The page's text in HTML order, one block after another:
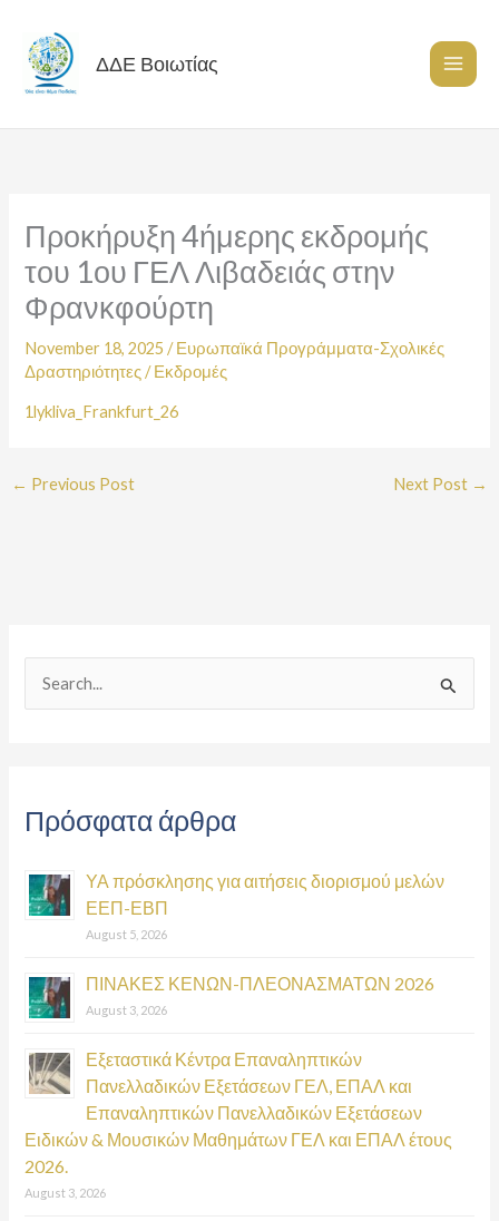
content
ΔΔΕ Βοιωτίας
Προκήρυξη 4ήμερης εκδρομής
του 1ου ΓΕΛ Λιβαδειάς στην
Φρανκφούρτη
November 18, 2025/Ευρωπαϊκά Προγράμματα-Σχολικές
Δραστηριότητες/Εκδρομές
1lykliva_Frankfurt_26
← Previous Post Next Post →
c
f
o
Πρόσφατα άρθρα
ΥΑ πρόσκλησης για αιτήσεις διορισμού μελών
ΕΕΠ-ΕΒΠ
August 5, 2026
ΠΙΝΑΚΕΣ ΚΕΝΩΝ-ΠΛΕΟΝΑΣΜΑΤΩΝ 2026
August 3, 2026
Εξεταστικά Κέντρα Επαναληπτικών
Πανελλαδικών Εξετάσεων ΓΕΛ, ΕΠΑΛ και
Επαναληπτικών Πανελλαδικών Εξετάσεων
Ειδικών & Μουσικών Μαθημάτων ΓΕΛ και ΕΠΑΛ έτους
2026.
August 3, 2026